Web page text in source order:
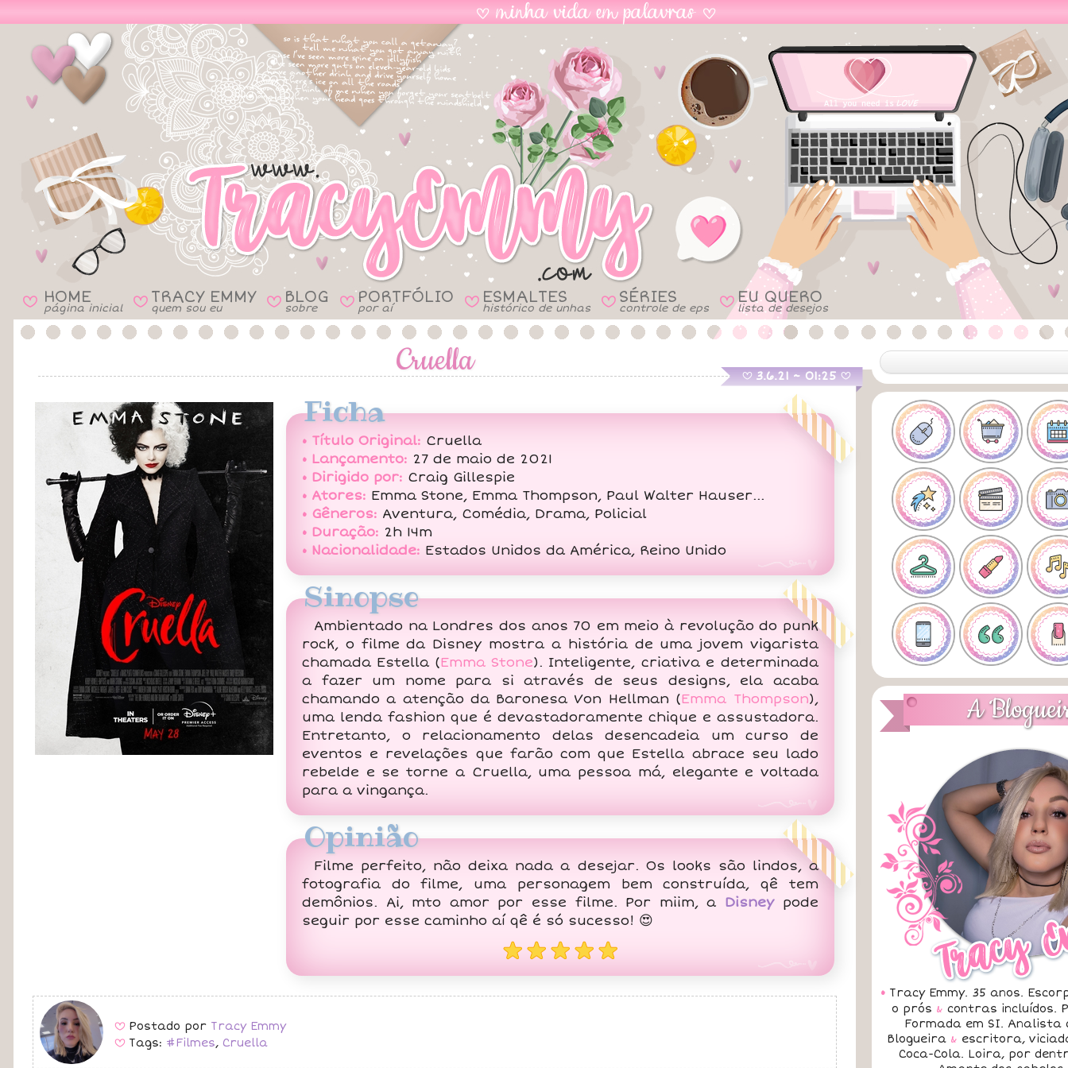
B HOME
página inicial B TRACY EMMY
quem sou eu B BLOG
sobre B PORTFÓLIO
por aí B ESMALTES
histórico de unhas B SÉRIES
controle de eps B EU QUERO
lista de desejos
Cruella B 3.6.21 ~ 01:25 B
Ficha
• Título Original: Cruella
• Lançamento: 27 de maio de 2021
• Dirigido por: Craig Gillespie
• Atores: Emma Stone, Emma Thompson, Paul Walter Hauser...
• Gêneros: Aventura, Comédia, Drama, Policial
• Duração: 2h 14m
• Nacionalidade: Estados Unidos da América, Reino Unido
Sinopse
Ambientado na Londres dos anos 70 em meio à revolução do punk
rock, o filme da Disney mostra a história de uma jovem vigarista
chamada Estella (Emma Stone). Inteligente, criativa e determinada
a fazer um nome para si através de seus designs, ela acaba
chamando a atenção da Baronesa Von Hellman (Emma Thompson),
uma lenda fashion que é devastadoramente chique e assustadora.
Entretanto, o relacionamento delas desencadeia um curso de
eventos e revelações que farão com que Estella abrace seu lado
rebelde e se torne a Cruella, uma pessoa má, elegante e voltada
para a vingança.
Opinião
Filme perfeito, não deixa nada a desejar. Os looks são lindos, a
fotografia do filme, uma personagem bem construída, qê tem
demônios. Ai, mto amor por esse filme. Por miim, a Disneypode
seguir por esse caminho aí qê é só sucesso! 😍
★★★★★
B Postado por Tracy Emmy
B Tags: #Filmes, Cruella
A
• Tracy Emmy. 35 anos.
o prós & contras incluídos.
Formada em SI. Analista
Blogueira & escritora,
Coca-Cola. Loira, por